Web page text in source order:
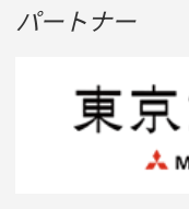
パートナー